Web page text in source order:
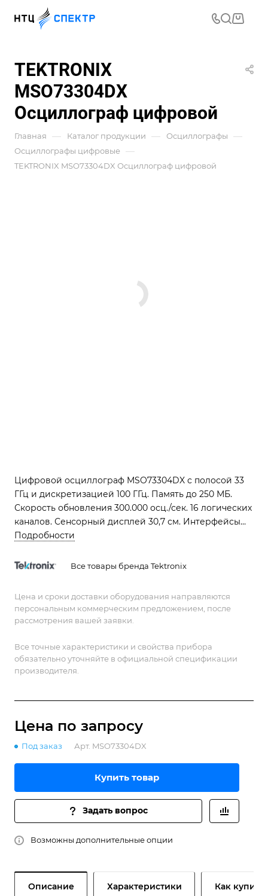
TEKTRONIX
MSO73304DX
Осциллограф цифровой
Главная — Каталог продукции — Осциллографы —
Осциллографы цифровые —
TEKTRONIX MSO73304DX Осциллограф цифровой
Цифровой осциллограф MSO73304DX с полосой 33
ГГц и дискретизацией 100 ГГц. Память до 250 МБ.
Скорость обновления 300.000 осц./сек. 16 логических
каналов. Сенсорный дисплей 30,7 см. Интерфейсы
USB, LAN, GPIB.
Подробности
Все товары бренда Tektronix
Цена и сроки доставки оборудования направляются
персональным коммерческим предложением, после
рассмотрения вашей заявки.
Все точные характеристики и свойства прибора
обязательно уточняйте в официальной спецификации
производителя.
Цена по запросу
Под заказ Арт. MSO73304DX
Купить товар
Задать вопрос
Возможны дополнительные опции
Описание Характеристики Как купить